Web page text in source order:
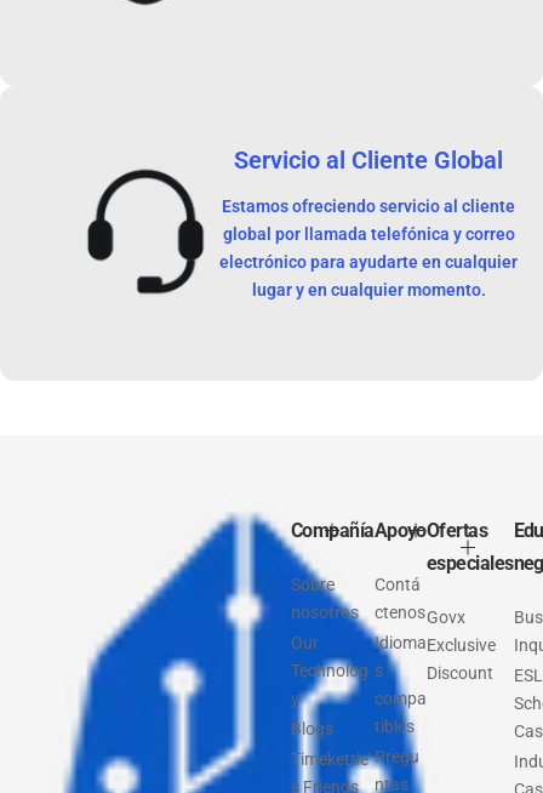
Servicio al Cliente Global
Estamos ofreciendo servicio al cliente
global por llamada telefónica y correo
electrónico para ayudarte en cualquier
lugar y en cualquier momento.
Compañía
Sobre
nosotros
Our
Technolog
y
Blogs
Timekettle'
s Friends
Apoyo
Contá
ctenos
Idioma
s
compa
tibles
Pregu
ntas
Ofertas
especiales
Govx
Exclusive
Discount
ESL